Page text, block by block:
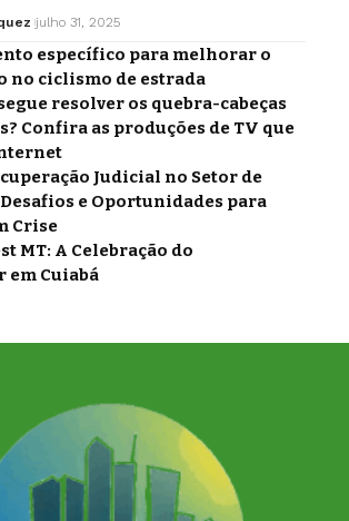
julho 31, 2025
específico para melhorar o
no ciclismo de estrada
resolver os quebra-cabeças
Confira as produções de TV que
Judicial no Setor de
e Oportunidades para
Crise
MT: A Celebração do
em Cuiabá